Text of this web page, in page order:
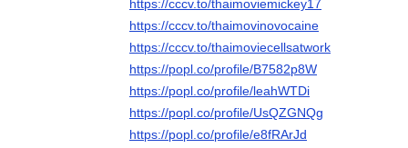
https://cccv.to/thaimoviemickey17
https://cccv.to/thaimovinovocaine
https://cccv.to/thaimoviecellsatwork
https://popl.co/profile/B7582p8W
https://popl.co/profile/leahWTDi
https://popl.co/profile/UsQZGNQg
https://popl.co/profile/e8fRArJd